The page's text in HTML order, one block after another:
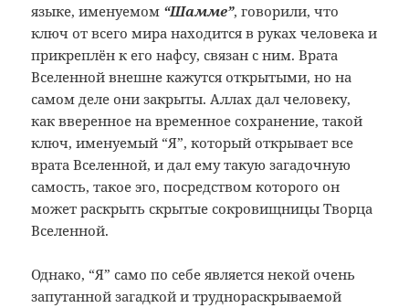
языке, именуемом “Шамме”, говорили, что
ключ от всего мира находится в руках человека и
прикреплён к его нафсу, связан с ним. Врата
Вселенной внешне кажутся открытыми, но на
самом деле они закрыты. Аллах дал человеку,
как вверенное на временное сохранение, такой
ключ, именуемый “Я”, который открывает все
врата Вселенной, и дал ему такую загадочную
самость, такое эго, посредством которого он
может раскрыть скрытые сокровищницы Творца
Вселенной.
Однако, “Я” само по себе является некой очень
запутанной загадкой и труднораскрываемой